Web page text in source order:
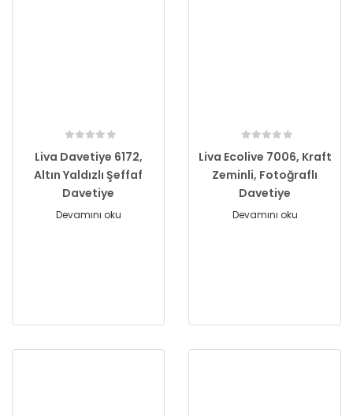
Liva Davetiye 6172,
Altın Yaldızlı Şeffaf
Davetiye
Devamını oku
Liva Ecolive 7006, Kraft
Zeminli, Fotoğraflı
Davetiye
Devamını oku